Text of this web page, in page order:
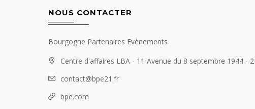
NOUS CONTACTER
Bourgogne Partenaires Evènements
Centre d'affaires LBA - 11 Avenue du 8 septembre 1944 -
contact@bpe21.fr
bpe.com